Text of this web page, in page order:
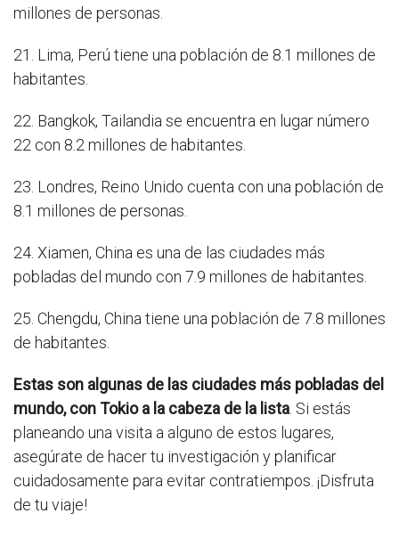
millones de personas.
21. Lima, Perú tiene una población de 8.1 millones de
habitantes.
22. Bangkok, Tailandia se encuentra en lugar número
22 con 8.2 millones de habitantes.
23. Londres, Reino Unido cuenta con una población de
8.1 millones de personas.
24. Xiamen, China es una de las ciudades más
pobladas del mundo con 7.9 millones de habitantes.
25. Chengdu, China tiene una población de 7.8 millones
de habitantes.
Estas son algunas de las ciudades más pobladas del
mundo, con Tokio a la cabeza de la lista . Si estás
planeando una visita a alguno de estos lugares,
asegúrate de hacer tu investigación y planificar
cuidadosamente para evitar contratiempos. ¡Disfruta
de tu viaje!